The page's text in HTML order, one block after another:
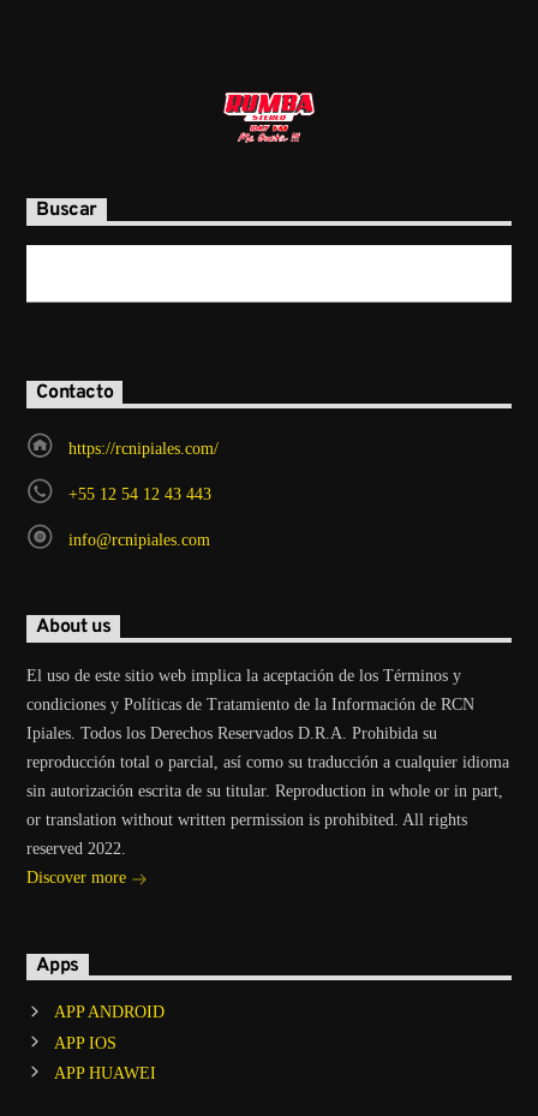
Buscar
Contacto
https://rcnipiales.com/
+55 12 54 12 43 443
info@rcnipiales.com
About us
El uso de este sitio web implica la aceptación de los Términos y
condiciones y Políticas de Tratamiento de la Información de RCN
Ipiales. Todos los Derechos Reservados D.R.A. Prohibida su
reproducción total o parcial, así como su traducción a cualquier idioma
sin autorización escrita de su titular. Reproduction in whole or in part,
or translation without written permission is prohibited. All rights
reserved 2022.
Discover more
Apps
APP ANDROID
APP IOS
APP HUAWEI